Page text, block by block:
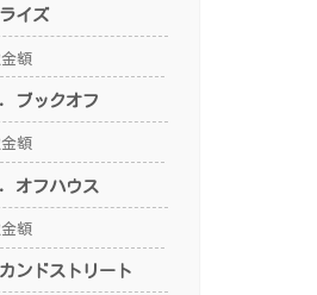
イズ
額
ブックオフ
額
オフハウス
額
ンドストリート